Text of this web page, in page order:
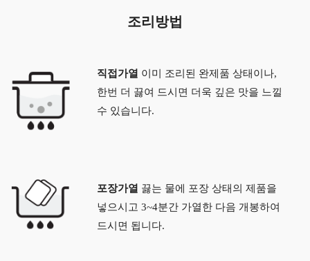
조리방법
직접가열 이미 조리된 완제품 상태이나,
한번 더 끓여 드시면 더욱 깊은 맛을 느낄
수 있습니다.
포장가열 끓는 물에 포장 상태의 제품을
넣으시고 3~4분간 가열한 다음 개봉하여
드시면 됩니다.